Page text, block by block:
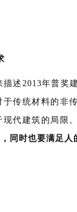
描述2013年普奖
传统材料的非
代建筑的局限
同时也要满足人